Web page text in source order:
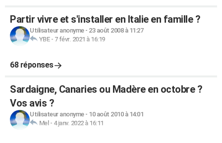
Partir vivre et s'installer en Italie en famille ?
Utilisateur anonyme- 23 août 2008 à 11:27
YBE- 7 févr. 2021 à 16:19
68 réponses
Sardaigne, Canaries ou Madère en octobre ?
Vos avis ?
Utilisateur anonyme- 10 août 2010 à 14:01
Mel - 4 janv. 2022 à 16:11